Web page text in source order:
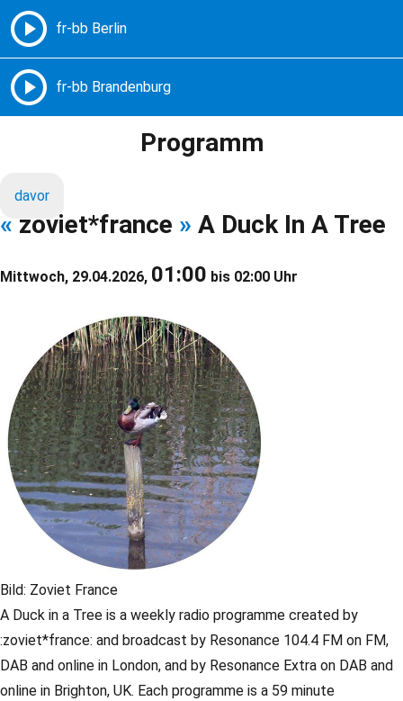
Freie Radios – Berlin Brandenburg
Programm
davor
« zoviet*france » A Duck In A Tree
Mittwoch, 29.04.2026, 01:00 bis 02:00 Uhr
Bild: Zoviet France
A Duck in a Tree is a weekly radio programme created by
:zoviet*france: and broadcast by Resonance 104.4 FM on FM,
DAB and online in London, and by Resonance Extra on DAB and
online in Brighton, UK. Each programme is a 59 minute